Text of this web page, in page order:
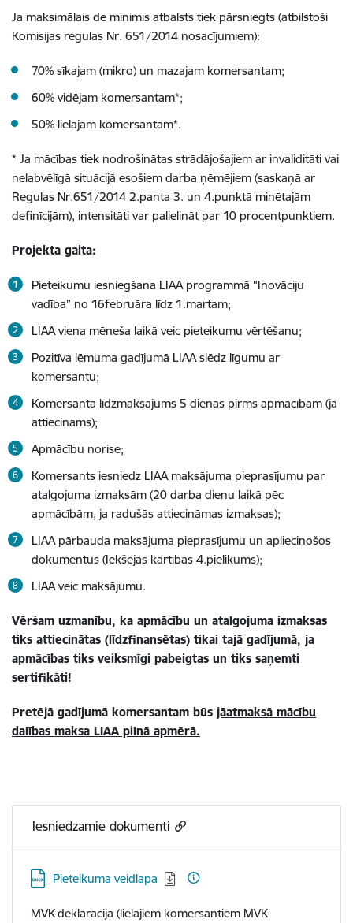
Ja maksimālais de minimis atbalsts tiek pārsniegts (atbilstoši
Komisijas regulas Nr. 651/2014 nosacījumiem):
70% sīkajam (mikro) un mazajam komersantam;
60% vidējam komersantam*;
50% lielajam komersantam*.
* Ja mācības tiek nodrošinātas strādājošajiem ar invaliditāti vai
nelabvēlīgā situācijā esošiem darba ņēmējiem (saskaņā ar
Regulas Nr.651/2014 2.panta 3. un 4.punktā minētajām
definīcijām), intensitāti var palielināt par 10 procentpunktiem.
Projekta gaita:
Pieteikumu iesniegšana LIAA programmā “Inovāciju
vadība” no 16februāra līdz 1.martam;
LIAA viena mēneša laikā veic pieteikumu vērtēšanu;
Pozitīva lēmuma gadījumā LIAA slēdz līgumu ar
komersantu;
Komersanta līdzmaksājums 5 dienas pirms apmācībām (ja
attiecināms);
Apmācību norise;
Komersants iesniedz LIAA maksājuma pieprasījumu par
atalgojuma izmaksām (20 darba dienu laikā pēc
apmācībām, ja radušās attiecināmas izmaksas);
LIAA pārbauda maksājuma pieprasījumu un apliecinošos
dokumentus (Iekšējās kārtības 4.pielikums);
LIAA veic maksājumu.
Vēršam uzmanību, ka apmācību un atalgojuma izmaksas
tiks attiecinātas (līdzfinansētas) tikai tajā gadījumā, ja
apmācības tiks veiksmīgi pabeigtas un tiks saņemti
sertifikāti!
Pretējā gadījumā komersantam būs jāatmaksā mācību
dalības maksa LIAA pilnā apmērā.
Iesniedzamie dokumenti
Lejupielādēt:
Pieteikuma veidlapa
MVK deklarācija (lielajiem komersantiem MVK